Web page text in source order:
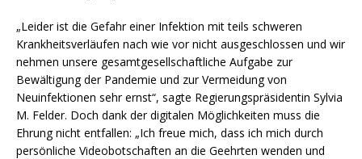
„Leider ist die Gefahr einer Infektion mit teils schweren
Krankheitsverläufen nach wie vor nicht ausgeschlossen und wir
nehmen unsere gesamtgesellschaftliche Aufgabe zur
Bewältigung der Pandemie und zur Vermeidung von
Neuinfektionen sehr ernst“, sagte Regierungspräsidentin Sylvia
M. Felder. Doch dank der digitalen Möglichkeiten muss die
Ehrung nicht entfallen: „Ich freue mich, dass ich mich durch
persönliche Videobotschaften an die Geehrten wenden und